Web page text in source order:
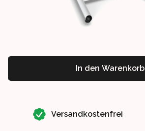
In den Warenkorb
Versandkostenfrei